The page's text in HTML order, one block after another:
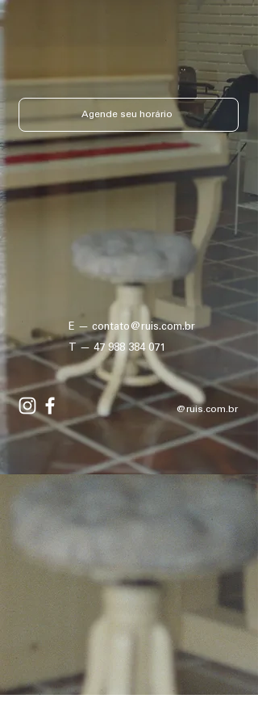
E — contato@ruis.com.br
T — 47 988 384 071
@ruis.com.br
Agende seu horário